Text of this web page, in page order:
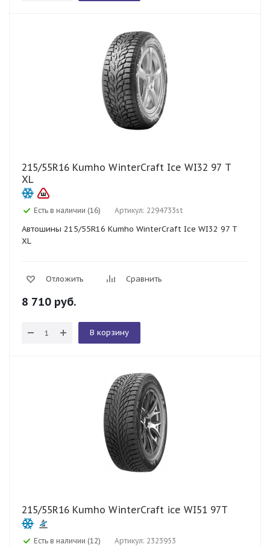
215/55R16 Kumho WinterCraft Ice WI32 97 T
XL
Есть в наличии (16) Артикул: 2294733st
Автошины 215/55R16 Kumho WinterCraft Ice WI32 97 T
XL
Отложить Сравнить
8 710 руб.
В корзину
215/55R16 Kumho WinterCraft ice WI51 97T
Есть в наличии (12) Артикул: 2323953